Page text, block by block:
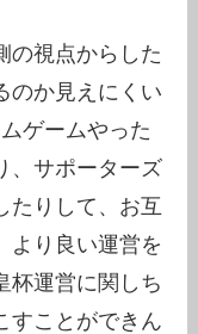
の視点からした
のか見えにくい
ゲームやった
、サポーターズ
たりして、お互
より良い運営を
杯運営に関しち
すことができん